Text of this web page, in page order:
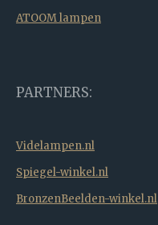
ATOOM lampen
PARTNERS:
Videlampen.nl
Spiegel-winkel.nl
BronzenBeelden-winkel.nl